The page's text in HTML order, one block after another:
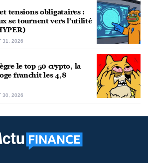
tensions obligataires :
se tournent vers l’utilité
31, 2026
le top 50 crypto, la
franchit les 4,8
30, 2026